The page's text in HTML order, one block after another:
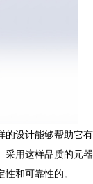
的设计能够帮助它有
采用这样品质的元器
和可靠性的。